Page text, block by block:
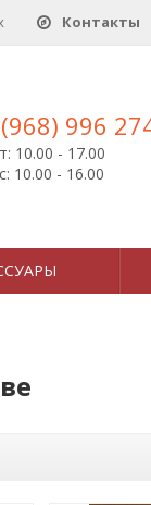
Контакты
996
10.00 - 17.00
10.00 - 16.00